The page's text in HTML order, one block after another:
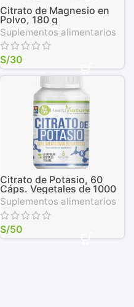
Citrato de Magnesio en
Polvo, 180 g
Suplementos alimentarios
S/30
Citrato de Potasio, 60
Cáps. Vegetales de 1000
mg
Suplementos alimentarios
S/50